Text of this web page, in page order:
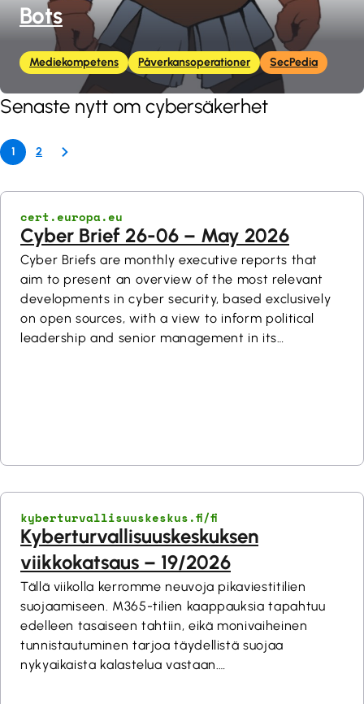
Bots
Mediekompetens Påverkansoperationer SecPedia
Senaste nytt om cybersäkerhet
1 2
cert.europa.eu
Cyber Brief 26-06 – May 2026
Cyber Briefs are monthly executive reports that
aim to present an overview of the most relevant
developments in cyber security, based exclusively
on open sources, with a view to inform political
leadership and senior management in its
kyberturvallisuuskeskus.fi/fi
Kyberturvallisuuskeskuksen
viikkokatsaus – 19/2026
Tällä viikolla kerromme neuvoja pikaviestitilien
suojaamiseen. M365-tilien kaappauksia tapahtuu
edelleen tasaiseen tahtiin, eikä monivaiheinen
tunnistautuminen tarjoa täydellistä suojaa
nykyaikaista kalastelua vastaan.